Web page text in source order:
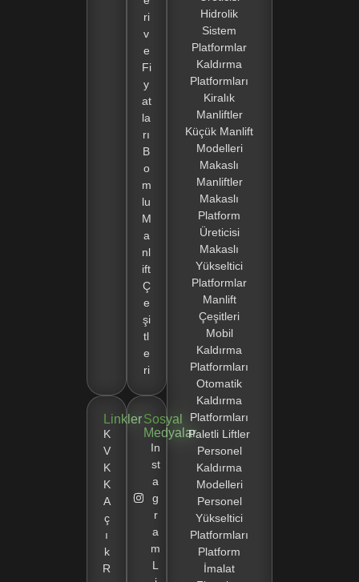
ri
v
e
Fi
y
at
la
rı
B
o
m
lu
M
a
nl
ift
Ç
e
şi
tl
e
ri
Linkler
K
V
K
K
A
ç
ı
k
R
Sosyal
Medyalar
In
st
a
g
r
a
m
L
Hidrolik
Sistem
Platformlar
Kaldırma
Platformları
Kiralık
Manliftler
Küçük Manlift
Modelleri
Makaslı
Manliftler
Makaslı
Platform
Üreticisi
Makaslı
Yükseltici
Platformlar
Manlift
Çeşitleri
Mobil
Kaldırma
Platformları
Otomatik
Kaldırma
Platformları
Paletli Liftler
Personel
Kaldırma
Modelleri
Personel
Yükseltici
Platformları
Platform
İmalat